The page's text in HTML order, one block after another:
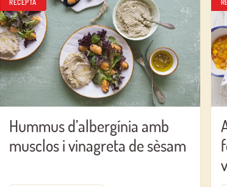
RECEPTA
Hummus d’albergínia amb
musclos i vinagreta de sèsam